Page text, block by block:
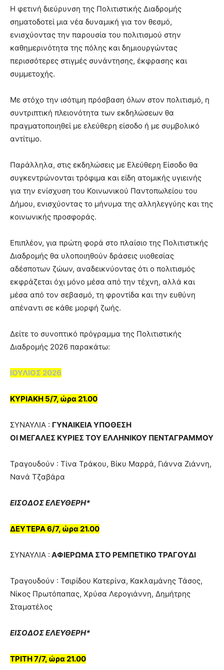
Η φετινή διεύρυνση της Πολιτιστικής Διαδρομής
σηματοδοτεί μια νέα δυναμική για τον θεσμό,
ενισχύοντας την παρουσία του πολιτισμού στην
καθημερινότητα της πόλης και δημιουργώντας
περισσότερες στιγμές συνάντησης, έκφρασης και
συμμετοχής.
Με στόχο την ισότιμη πρόσβαση όλων στον πολιτισμό, η
συντριπτική πλειονότητα των εκδηλώσεων θα
πραγματοποιηθεί με ελεύθερη είσοδο ή με συμβολικό
αντίτιμο.
Παράλληλα, στις εκδηλώσεις με Ελεύθερη Είσοδο θα
συγκεντρώνονται τρόφιμα και είδη ατομικής υγιεινής
για την ενίσχυση του Κοινωνικού Παντοπωλείου του
Δήμου, ενισχύοντας το μήνυμα της αλληλεγγύης και της
κοινωνικής προσφοράς.
Επιπλέον, για πρώτη φορά στο πλαίσιο της Πολιτιστικής
Διαδρομής θα υλοποιηθούν δράσεις υιοθεσίας
αδέσποτων ζώων, αναδεικνύοντας ότι ο πολιτισμός
εκφράζεται όχι μόνο μέσα από την τέχνη, αλλά και
μέσα από τον σεβασμό, τη φροντίδα και την ευθύνη
απέναντι σε κάθε μορφή ζωής.
Δείτε το συνοπτικό πρόγραμμα της Πολιτιστικής
Διαδρομής 2026 παρακάτω:
ΙΟΥΛΙΟΣ 2026
ΚΥΡΙΑΚΗ 5/7, ώρα 21.00
ΣΥΝΑΥΛΙA : ΓΥΝΑΙΚΕΙΑ ΥΠΟΘΕΣΗ
ΟΙ ΜΕΓΑΛΕΣ ΚΥΡΙΕΣ ΤΟΥ ΕΛΛΗΝΙΚΟΥ ΠΕΝΤΑΓΡΑΜΜΟΥ
Τραγουδούν : Τίνα Τράκου, Βίκυ Μαρρά, Γιάννα Ζιάννη,
Νανά Τζαβάρα
ΕΙΣΟΔΟΣ ΕΛΕΥΘΕΡΗ*
ΔΕΥΤΕΡΑ 6/7, ώρα 21.00
ΣΥΝΑΥΛΙΑ : ΑΦΙΕΡΩΜΑ ΣΤΟ ΡΕΜΠΕΤΙΚΟ ΤΡΑΓΟΥΔΙ
Τραγουδούν : Τσιρίδου Κατερίνα, Κακλαμάνης Τάσος,
Νίκος Πρωτόπαπας, Χρύσα Λερογιάννη, Δημήτρης
Σταματέλος
ΕΙΣΟΔΟΣ ΕΛΕΥΘΕΡΗ*
ΤΡΙΤΗ 7/7, ώρα 21.00